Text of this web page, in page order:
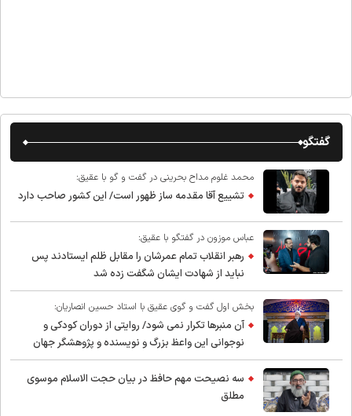
گفتگو
محمد غلوم مداح بحرینی در گفت و گو با عقیق:
تشییع آقا مقدمه ساز ظهور است/ این کشور صاحب دارد
عباس موزون در گفتگو با عقیق:
رهبر انقلاب تمام عمرشان را مقابل ظلم ایستادند پس
نباید از شهادت ایشان شگفت زده شد
بخش اول گفت و گوی عقیق با استاد حسین انصاریان:
آن منبرها تکرار نمی شود/ روایتی از دوران کودکی و
نوجوانی این واعظ بزرگ و نویسنده و پژوهشگر جهان
اسلام
سه نصیحت مهم حافظ در بیان حجت الاسلام موسوی
مطلق